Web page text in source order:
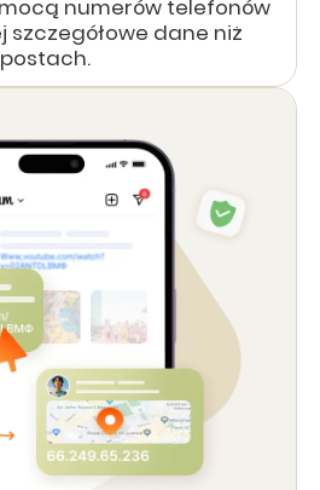
numerów telefonów
szczegółowe dane niż